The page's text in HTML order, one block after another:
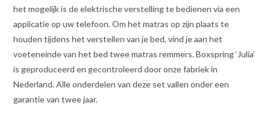
het mogelijk is de elektrische verstelling te bedienen via een
applicatie op uw telefoon. Om het matras op zijn plaats te
houden tijdens het verstellen van je bed, vind je aan het
voeteneinde van het bed twee matras remmers. Boxspring ‘Julia’
is geproduceerd en gecontroleerd door onze fabriek in
Nederland. Alle onderdelen van deze set vallen onder een
garantie van twee jaar.